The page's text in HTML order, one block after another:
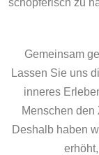
schöpferisch zu
Gemeinsam
Lassen Sie uns
inneres
Menschen den
Deshalb haben